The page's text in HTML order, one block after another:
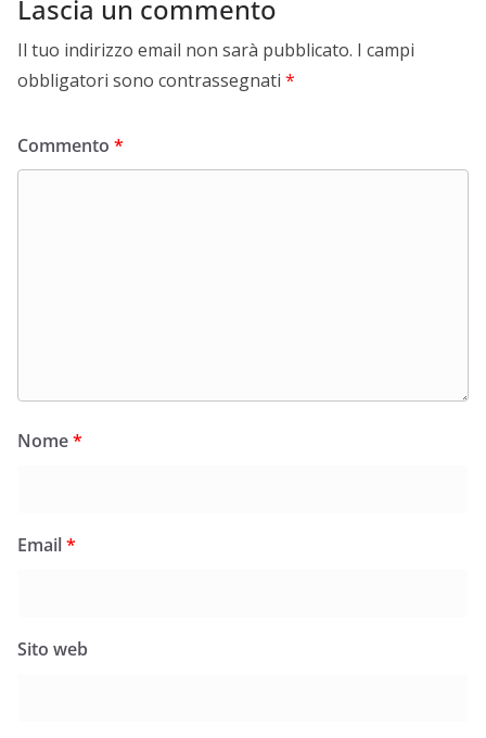
Lascia un commento
Il tuo indirizzo email non sarà pubblicato. I campi
obbligatori sono contrassegnati *
Commento *
Nome*
Email*
Sito web